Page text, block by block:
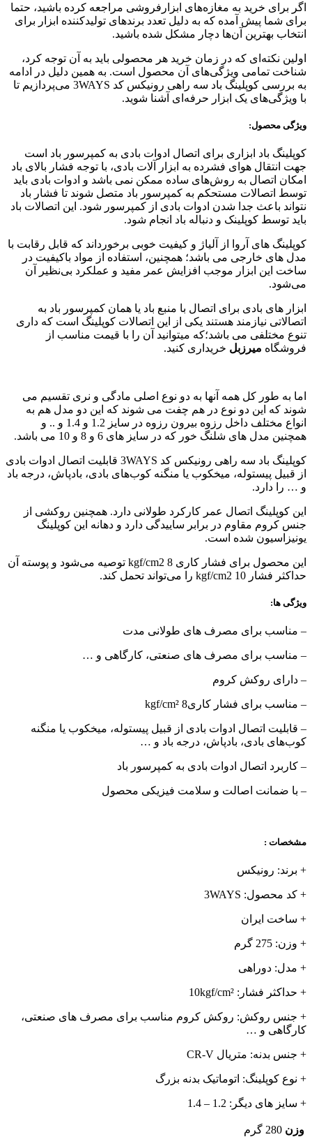
اگر برای خرید به مغازه‌های ابزارفروشی مراجعه کرده باشید، حتما
برای شما پیش آمده که به دلیل تعدد برندهای تولیدکننده ابزار برای
انتخاب بهترین آن‌ها دچار مشکل شده باشید.
اولین نکته‌ای که در زمان خرید هر محصولی باید به آن توجه کرد،
شناخت تمامی ویژگی‌های آن محصول است. به همین دلیل در ادامه
به بررسی کوپلینگ باد سه راهی رونیکس کد 3WAYS می‌پردازیم تا
با ویژگی‌های یک ابزار حرفه‌ای آشنا شوید.
ویژگی محصول:
کوپلینگ باد ابزاری برای اتصال ادوات بادی به کمپرسور باد است
جهت انتقال هوای فشرده به ابزار آلات بادی، با توجه فشار بالای باد
امکان اتصال به روش‌های ساده ممکن نمی باشد و ادوات بادی باید
توسط اتصالات مستحکم به کمپرسور باد متصل شوند تا فشار باد
نتواند باعث جدا شدن ادوات بادی از کمپرسور شود. این اتصالات باد
باید توسط کوپلینک و دنباله باد انجام شود.
کوپلینگ های آروا از آلیاژ و کیفیت خوبی برخورداند که قابل رقابت با
مدل های خارجی می باشد؛ همچنین، استفاده از مواد باکیفیت در
ساخت این ابزار موجب افزایش عمر مفید و عملکرد بی‌نظیر آن
می‌شود.
ابزار های بادی برای اتصال با منبع باد یا همان کمپرسور باد به
اتصالاتی نیازمند هستند یکی از این اتصالات کوپلینگ است که داری
تنوع مختلفی می باشد؛که میتوانید آن را با قیمت مناسب از
فروشگاه میرزبل خریداری کنید.
اما به طور کل همه آنها به دو نوع اصلی مادگی و نری تقسیم می
شوند که این دو نوع در هم چفت می شوند که این دو مدل هم به
انواع مختلف داخل رزوه بیرون رزوه در سایز 1.2 و 1.4 و .. و
همچنین مدل های شلنگ خور که در سایز های 6 و 8 و 10 می باشد.
کوپلینگ باد سه راهی رونیکس کد 3WAYS قابلیت اتصال ادوات بادی
از قبیل پیستوله، میخکوب یا منگنه کوب‌های بادی، بادپاش، درجه باد
و … را دارد.
این کوپلینگ اتصال عمر کارکرد طولانی دارد. همچنین روکشی از
جنس کروم مقاوم در برابر ساییدگی دارد و دهانه این کوپلینگ
یونیزاسیون شده است.
این محصول برای فشار کاری 8 kgf/cm2 توصیه می‌شود و پوسته آن
حداکثر فشار 10 kgf/cm2 را می‌تواند تحمل کند.
ویژگی ها:
– مناسب برای مصرف های طولانی مدت
– مناسب برای مصرف های صنعتی، کارگاهی و …
– دارای روکش کروم
– مناسب برای فشار کاری8 kgf/cm²
– قابلیت اتصال ادوات بادی از قبیل پیستوله، میخکوب یا منگنه
کوب‌های بادی، بادپاش، درجه باد و …
– کاربرد اتصال ادوات بادی به کمپرسور باد
– با ضمانت اصالت و سلامت فیزیکی محصول
مشخصات :
+ برند: رونیکس
+ کد محصول: 3WAYS
+ ساخت ایران
+ وزن: 275 گرم
+ مدل: دوراهی
+ حداکثر فشار: 10kgf/cm²
+ جنس روکش: روکش کروم مناسب برای مصرف های صنعتی،
کارگاهی و …
+ جنس بدنه: متریال CR-V
+ نوع کوپلینگ: اتوماتیک بدنه بزرگ
+ سایز های دیگر: 1.2 – 1.4
وزن 280 گرم